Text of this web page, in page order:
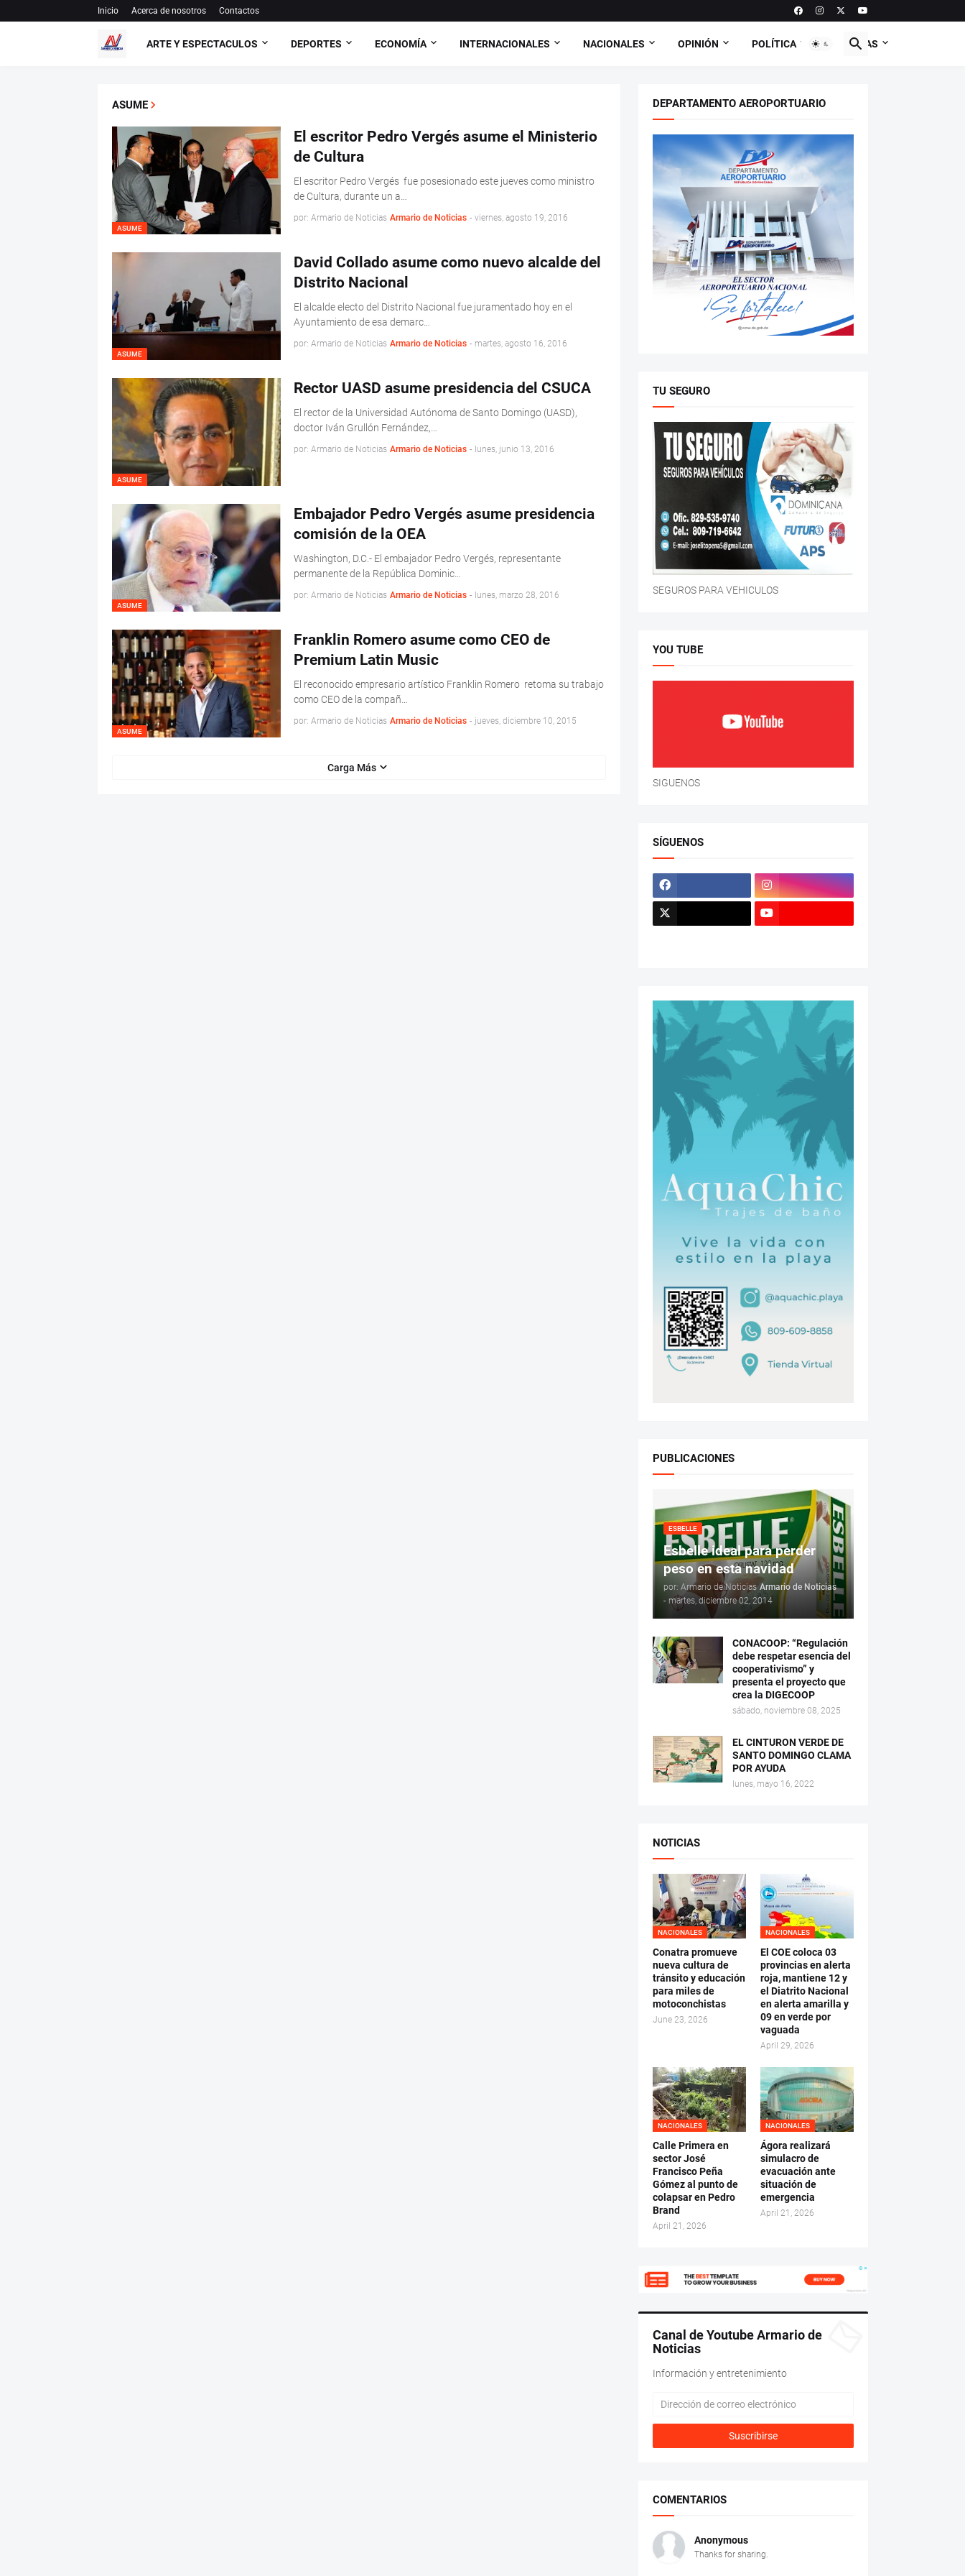
Inicio Acerca de nosotros Contactos
ARTE Y ESPECTACULOS DEPORTES ECONOMÍA INTERNACIONALES NACIONALES OPINIÓN POLÍTICA CURIOSAS
ASUME
ASUME
El escritor Pedro Vergés asume el Ministerio
de Cultura
El escritor Pedro Vergés fue posesionado este jueves como ministro
de Cultura, durante un a…
por: Armario de Noticias Armario de Noticias - viernes, agosto 19, 2016
ASUME
David Collado asume como nuevo alcalde del
Distrito Nacional
El alcalde electo del Distrito Nacional fue juramentado hoy en el
Ayuntamiento de esa demarc…
por: Armario de Noticias Armario de Noticias - martes, agosto 16, 2016
ASUME
Rector UASD asume presidencia del CSUCA
El rector de la Universidad Autónoma de Santo Domingo (UASD),
doctor Iván Grullón Fernández,…
por: Armario de Noticias Armario de Noticias - lunes, junio 13, 2016
ASUME
Embajador Pedro Vergés asume presidencia
comisión de la OEA
Washington, D.C.- El embajador Pedro Vergés, representante
permanente de la República Dominic…
por: Armario de Noticias Armario de Noticias - lunes, marzo 28, 2016
ASUME
Franklin Romero asume como CEO de
Premium Latin Music‏
El reconocido empresario artístico Franklin Romero retoma su trabajo
como CEO de la compañ…
por: Armario de Noticias Armario de Noticias - jueves, diciembre 10, 2015
Carga Más
DEPARTAMENTO AEROPORTUARIO
TU SEGURO
SEGUROS PARA VEHICULOS
YOU TUBE
SIGUENOS
SÍGUENOS
PUBLICACIONES
ESBELLE
Esbelle ideal para perder
peso en esta navidad
por: Armario de Noticias Armario de Noticias
- martes, diciembre 02, 2014
CONACOOP: “Regulación
debe respetar esencia del
cooperativismo” y
presenta el proyecto que
crea la DIGECOOP
sábado, noviembre 08, 2025
EL CINTURON VERDE DE
SANTO DOMINGO CLAMA
POR AYUDA
lunes, mayo 16, 2022
NOTICIAS
NACIONALES
Conatra promueve
nueva cultura de
tránsito y educación
para miles de
motoconchistas
June 23, 2026
NACIONALES
El COE coloca 03
provincias en alerta
roja, mantiene 12 y
el Diatrito Nacional
en alerta amarilla y
09 en verde por
vaguada
April 29, 2026
NACIONALES
Calle Primera en
sector José
Francisco Peña
Gómez al punto de
colapsar en Pedro
Brand
April 21, 2026
NACIONALES
Ágora realizará
simulacro de
evacuación ante
situación de
emergencia
April 21, 2026
Canal de Youtube Armario de
Noticias
Información y entretenimiento
COMENTARIOS
Anonymous
Thanks for sharing.